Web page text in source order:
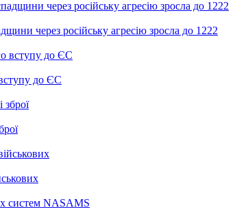
через російську агресію зросла до 1222
до ЄС